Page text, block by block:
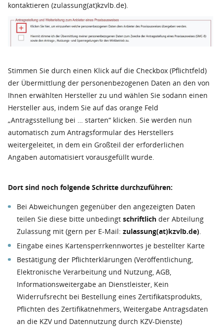
kontaktieren (zulassung(at)kzvlb.de).
Stimmen Sie durch einen Klick auf die Checkbox (Pflichtfeld)
der Übermittlung der personenbezogenen Daten an den von
Ihnen erwählten Hersteller zu und wählen Sie sodann einen
Hersteller aus, indem Sie auf das orange Feld
„Antragsstellung bei … starten“ klicken. Sie werden nun
automatisch zum Antragsformular des Herstellers
weitergeleitet, in dem ein Großteil der erforderlichen
Angaben automatisiert vorausgefüllt wurde.
Dort sind noch folgende Schritte durchzuführen:
Bei Abweichungen gegenüber den angezeigten Daten
teilen Sie diese bitte unbedingt schriftlichder Abteilung
Zulassung mit (gern per E-Mail: zulassung(at)kzvlb.de).
Eingabe eines Kartensperrkennwortes je bestellter Karte
Bestätigung der Pflichterklärungen (Veröffentlichung,
Elektronische Verarbeitung und Nutzung, AGB,
Informationsweitergabe an Dienstleister, Kein
Widerrufsrecht bei Bestellung eines Zertifikatsprodukts,
Pflichten des Zertifikatnehmers, Weitergabe Antragsdaten
an die KZV und Datennutzung durch KZV-Dienste)